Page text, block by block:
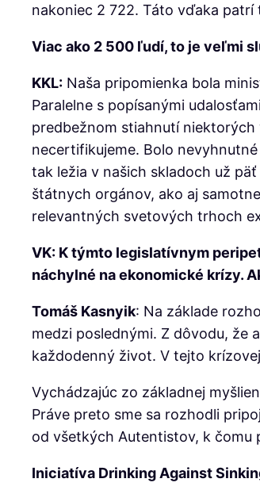
nakoniec 2 722. Táto vďaka
Viac ako 2 500 ľudí, to je veľmi
KKL: Naša pripomienka bola
Paralelne s popísanými
predbežnom stiahnutí niektorých
necertifikujeme. Bolo
tak ležia v našich skladoch už
štátnych orgánov, ako aj
relevantných svetových trhoch
VK: K týmto legislatívnym
náchylné na ekonomické krízy.
Tomáš Kasnyik: Na základe
medzi poslednými. Z dôvodu, že
každodenný život. V tejto
Vychádzajúc zo základnej
Práve preto sme sa rozhodli
od všetkých Autentistov, k čomu
Iniciatíva Drinking Against